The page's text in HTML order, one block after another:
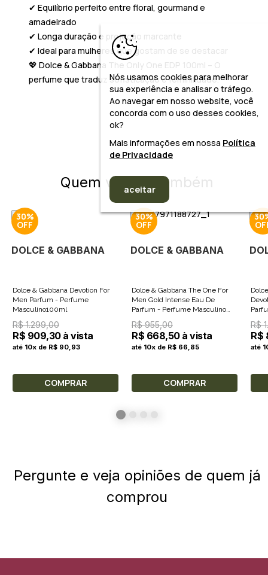
✔ Equilíbrio perfeito entre floral, gourmand e
amadeirado
✔ Longa duração e projeção marcante
✔ Ideal para mulheres que gostam de se destacar
💖 Dolce & Gabbana The Only One EDP 100ml – O
perfume que traduz sofisticação e feminilidade.
Quem viu, viu também
30%
DOLCE & GABBANA
Dolce & Gabbana Devotion For
Men Parfum - Perfume
Masculino100ml
R$ 1.299,00
R$ 909,30 à vista
até 10x de R$ 90,93
COMPRAR
30%
DOLCE & GABBANA
Dolce & Gabbana The One For
Men Gold Intense Eau De
Parfum - Perfume Masculino
100ml
R$ 955,00
R$ 668,50 à vista
até 10x de R$ 66,85
COMPRAR
10ml
R$
R$
até
Pergunte e veja opiniões de quem já
comprou
Nós usamos cookies para melhorar
sua experiência e analisar o tráfego.
Ao navegar em nosso website, você
concorda com o uso desses cookies,
ok?
Mais informações em nossa Política
de Privacidade
aceitar